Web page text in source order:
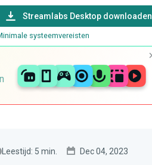
Streamlabs Desktop downloaden
systeemvereisten
Leestijd: 5 min. Dec 04, 2023